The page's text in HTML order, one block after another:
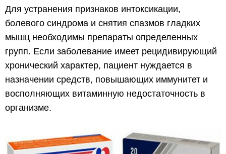
Для устранения признаков интоксикации,
болевого синдрома и снятия спазмов гладких
мышц необходимы препараты определенных
групп. Если заболевание имеет рецидивирующий
хронический характер, пациент нуждается в
назначении средств, повышающих иммунитет и
восполняющих витаминную недостаточность в
организме.